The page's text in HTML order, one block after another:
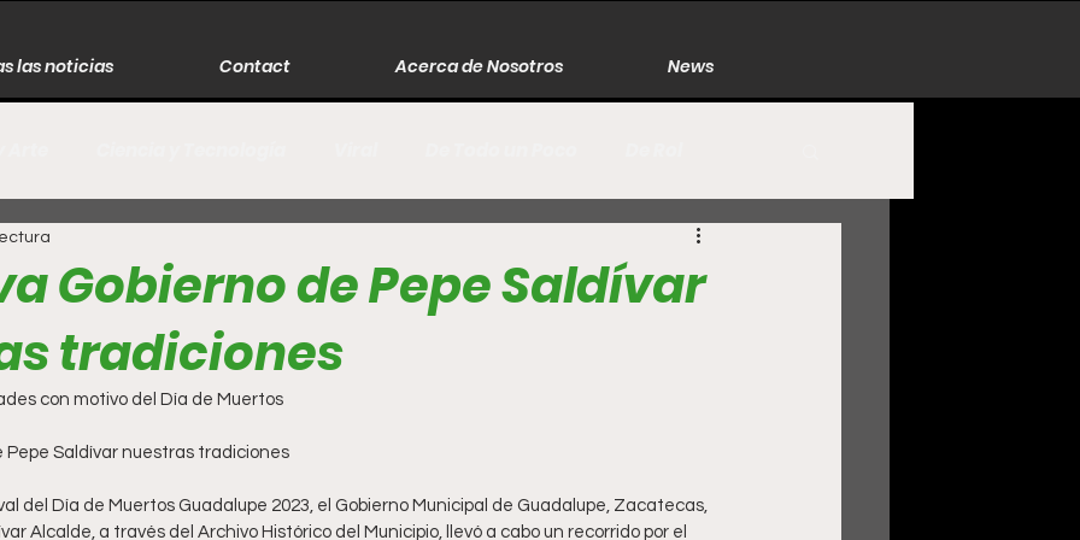
las noticias Contact Acerca de Nosotros News
Naturaleza
Literatura Internacional
Espectáculos Economía
Gobierno de Pepe Saldívar
tradiciones
con motivo del Día de Muertos
Pepe Saldívar nuestras tradiciones
del Día de Muertos Guadalupe 2023, el Gobierno Municipal de Guadalupe, Zacatecas,
Alcalde, a través del Archivo Histórico del Municipio, llevó a cabo un recorrido por el